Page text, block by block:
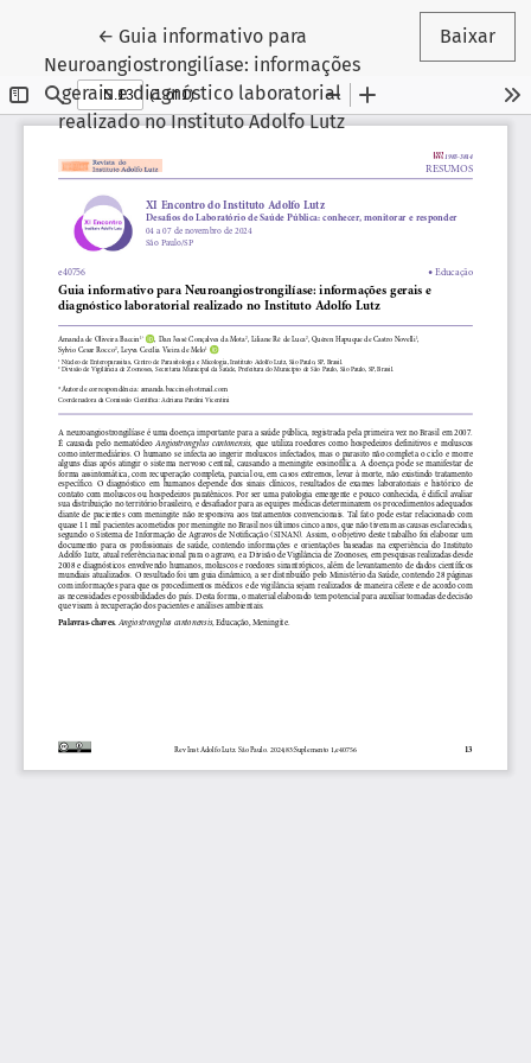
← Voltar aos Detalhes do Artigo
Guia informativo para
Neuroangiostrongilíase: informações
gerais e diagnóstico laboratorial
realizado no Instituto Adolfo Lutz
Baixar